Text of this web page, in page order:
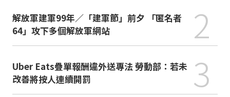
解放軍建軍99年／「建軍節」前夕 「匿名者
64」攻下多個解放軍網站
2
Uber Eats疊單報酬違外送專法 勞動部：若未
改善將按人連續開罰
3